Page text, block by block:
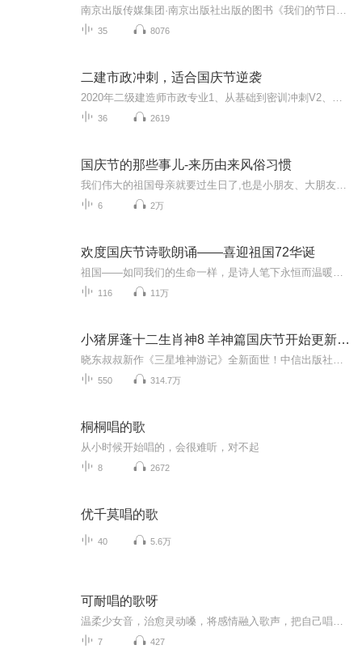
35 8076
二建市政冲刺，适合国庆节逆袭
36 2619
国庆节的那些事儿-来历由来风俗习惯
6 2万
欢度国庆节诗歌朗诵——喜迎祖国72华诞
116 11万
小猪屏蓬十二生肖神8 羊神篇国庆节开始更新啦！
550 314.7万
桐桐唱的歌
从小时候开始唱的，会很难听，对不起
8 2672
优千莫唱的歌
40 5.6万
可耐唱的歌呀
7 427